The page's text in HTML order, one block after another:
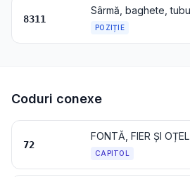
8311
POZIȚIE
Coduri conexe
72
FONTĂ, FIER ȘI OȚEL
CAPITOL